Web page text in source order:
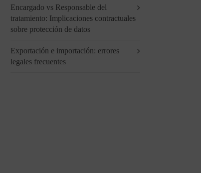
Encargado vs Responsable del
tratamiento: Implicaciones contractuales
sobre protección de datos
Exportación e importación: errores
legales frecuentes